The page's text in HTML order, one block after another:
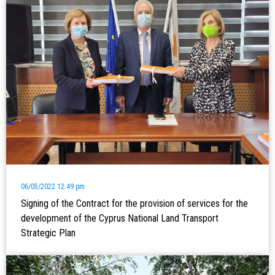
06/05/2022 12:49 pm
Signing of the Contract for the provision of services for the
development of the Cyprus National Land Transport
Strategic Plan